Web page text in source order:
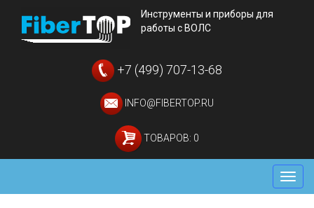
Инструменты и приборы для
работы с ВОЛС
+7 (499) 707-13-68
INFO@FIBERTOP.RU
ТОВАРОВ: 0
Меню